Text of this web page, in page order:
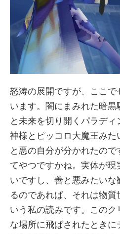
怒涛の展開ですが、ここで
います。闇にまみれた暗
と未来を切り開くパラディ
神様とピッコロ大魔王みた
と悪の自分が分かれたの
てやつですかね。実体が
いですし、善と悪みたい
るのであれば、それは物質
いう私の読みです。この
な場所に飛ばされたときに